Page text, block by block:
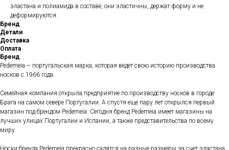
эластана и полиамида в составе, они эластичны, держат форму и не
деформируются.
Бренд
Детали
Доставка
Оплата
Бренд
Pedemeia – португальская марка, которая ведет свою историю производства
носков с 1966 года.
Семейная компания открыла предприятие по производству носков в городе
Брага на самом севере Португалии. А спустя еще пару лет открылся первый
магазин под брендом Pedemeia. Сегодня бренд Pedemeia имеет магазины на
лучших улицах Португалии и Испании, а также представительства по всему
миру.